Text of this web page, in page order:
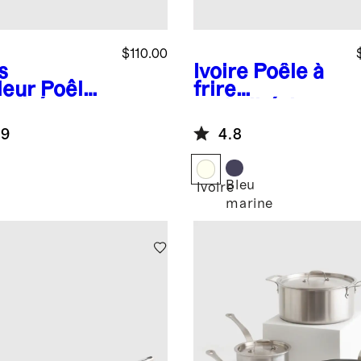
Poêle
à 5
$110.00
Ivoire Poêle à
frire
en céramique
de 10 po
4.8
IvoireBleu
marine